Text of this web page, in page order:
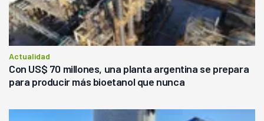
Actualidad
Con US$ 70 millones, una planta argentina se prepara
para producir más bioetanol que nunca